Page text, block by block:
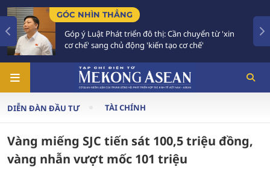
GÓC NHÌN THẲNG
Góp ý Luật Phát triển đô thị: Cần chuyển từ 'xin
cơ chế' sang chủ động 'kiến tạo cơ chế'
DIỄN ĐÀN ĐẦU TƯ TÀI CHÍNH
Vàng miếng SJC tiến sát 100,5 triệu đồng,
vàng nhẫn vượt mốc 101 triệu